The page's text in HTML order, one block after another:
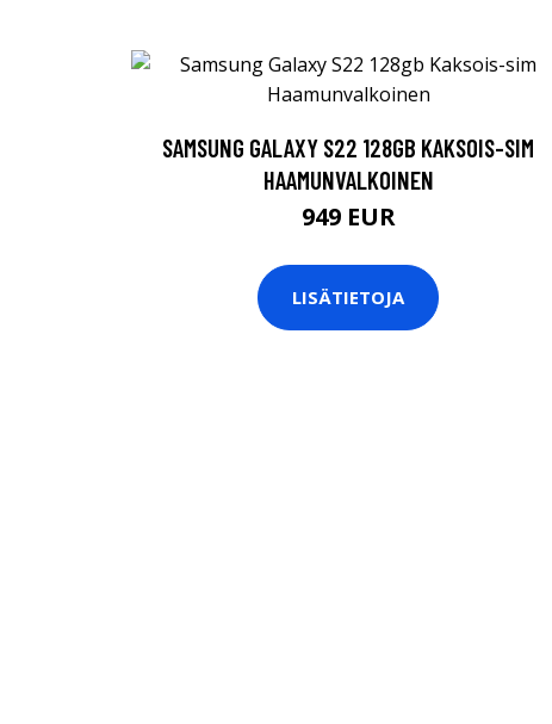
SAMSUNG GALAXY S22 128GB KAKSOIS-SIM
HAAMUNVALKOINEN
949 EUR
LISÄTIETOJA